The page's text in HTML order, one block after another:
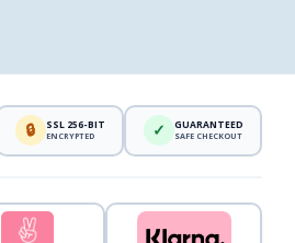
🔒 SSL 256-BIT
ENCRYPTED ✓ GUARANTEED
SAFE CHECKOUT